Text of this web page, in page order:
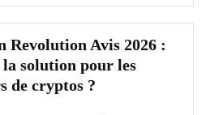
Revolution Avis 2026 :
la solution pour les
de cryptos ?